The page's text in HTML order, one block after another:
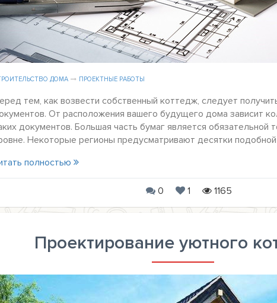
ДОМА ПРОЕКТНЫЕ РАБОТЫ
тем, как возвести собственный коттедж, следует
От расположения вашего будущего дома зависит
документов. Большая часть бумаг является обязательной
Некоторые регионы предусматривают десятки
полностью
0 1 1165
Проектирование уютного